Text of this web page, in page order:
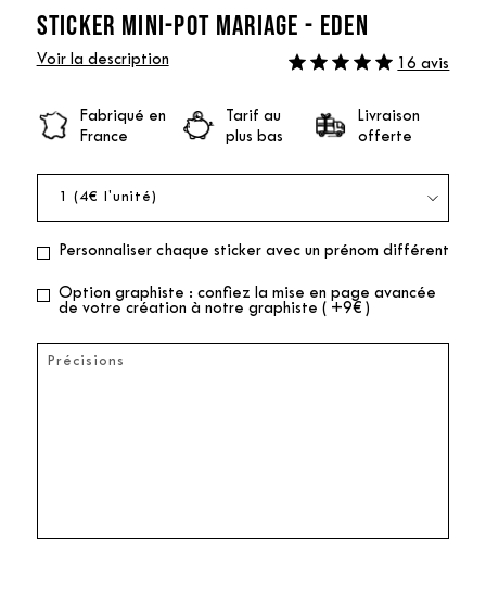
STICKER MINI-POT MARIAGE - EDEN
Voir la description 16 avis
Fabriqué en
France
Tarif au
plus bas
Livraison
offerte
Personnaliser chaque sticker avec un prénom différent
Option graphiste : confiez la mise en page avancée
de votre création à notre graphiste ( +9€ )